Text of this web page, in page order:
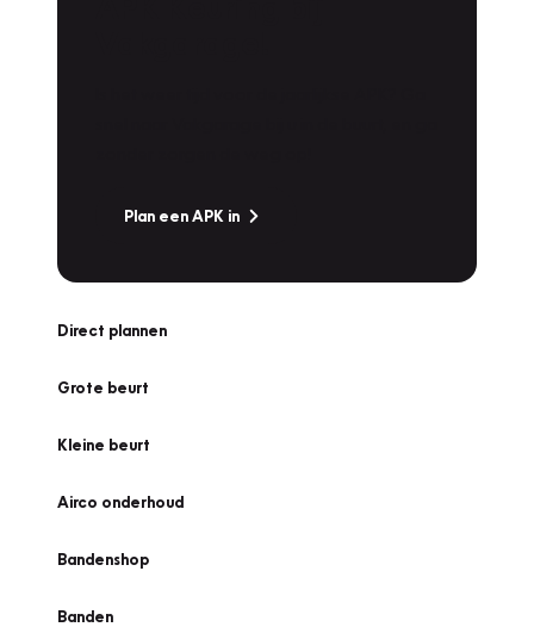
Plan een APK in
Direct plannen
Grote beurt
Kleine beurt
Airco onderhoud
Bandenshop
Banden